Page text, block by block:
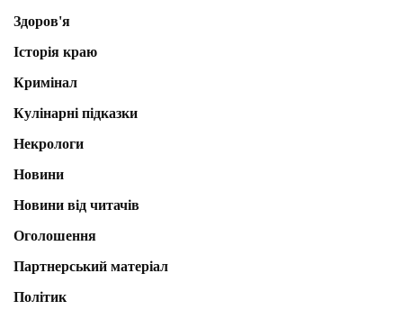
Здоров'я
Історія краю
Кримінал
Кулінарні підказки
Некрологи
Новини
Новини від читачів
Оголошення
Партнерський матеріал
Політик